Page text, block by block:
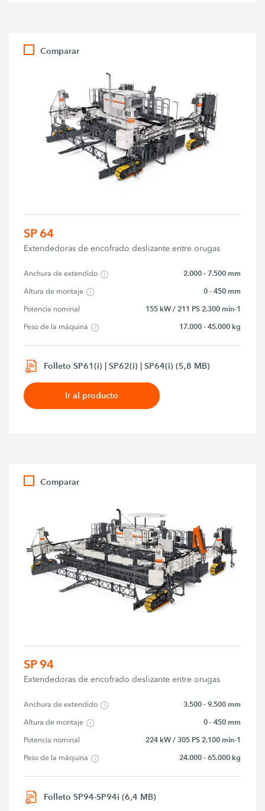
Comparar
SP 64
Extendedoras de encofrado deslizante entre orugas
Anchura de extendido 2.000 - 7.500 mm
Altura de montaje 0 - 450 mm
Potencia nominal 155 kW / 211 PS 2.300 min-1
Peso de la máquina 17.000 - 45.000 kg
Folleto SP61(i) | SP62(i) | SP64(i) (5,8 MB)
Ir al producto
Comparar
SP 94
Extendedoras de encofrado deslizante entre orugas
Anchura de extendido 3.500 - 9.500 mm
Altura de montaje 0 - 450 mm
Potencia nominal 224 kW / 305 PS 2.100 min-1
Peso de la máquina 24.000 - 65.000 kg
Folleto SP94-SP94i (6,4 MB)